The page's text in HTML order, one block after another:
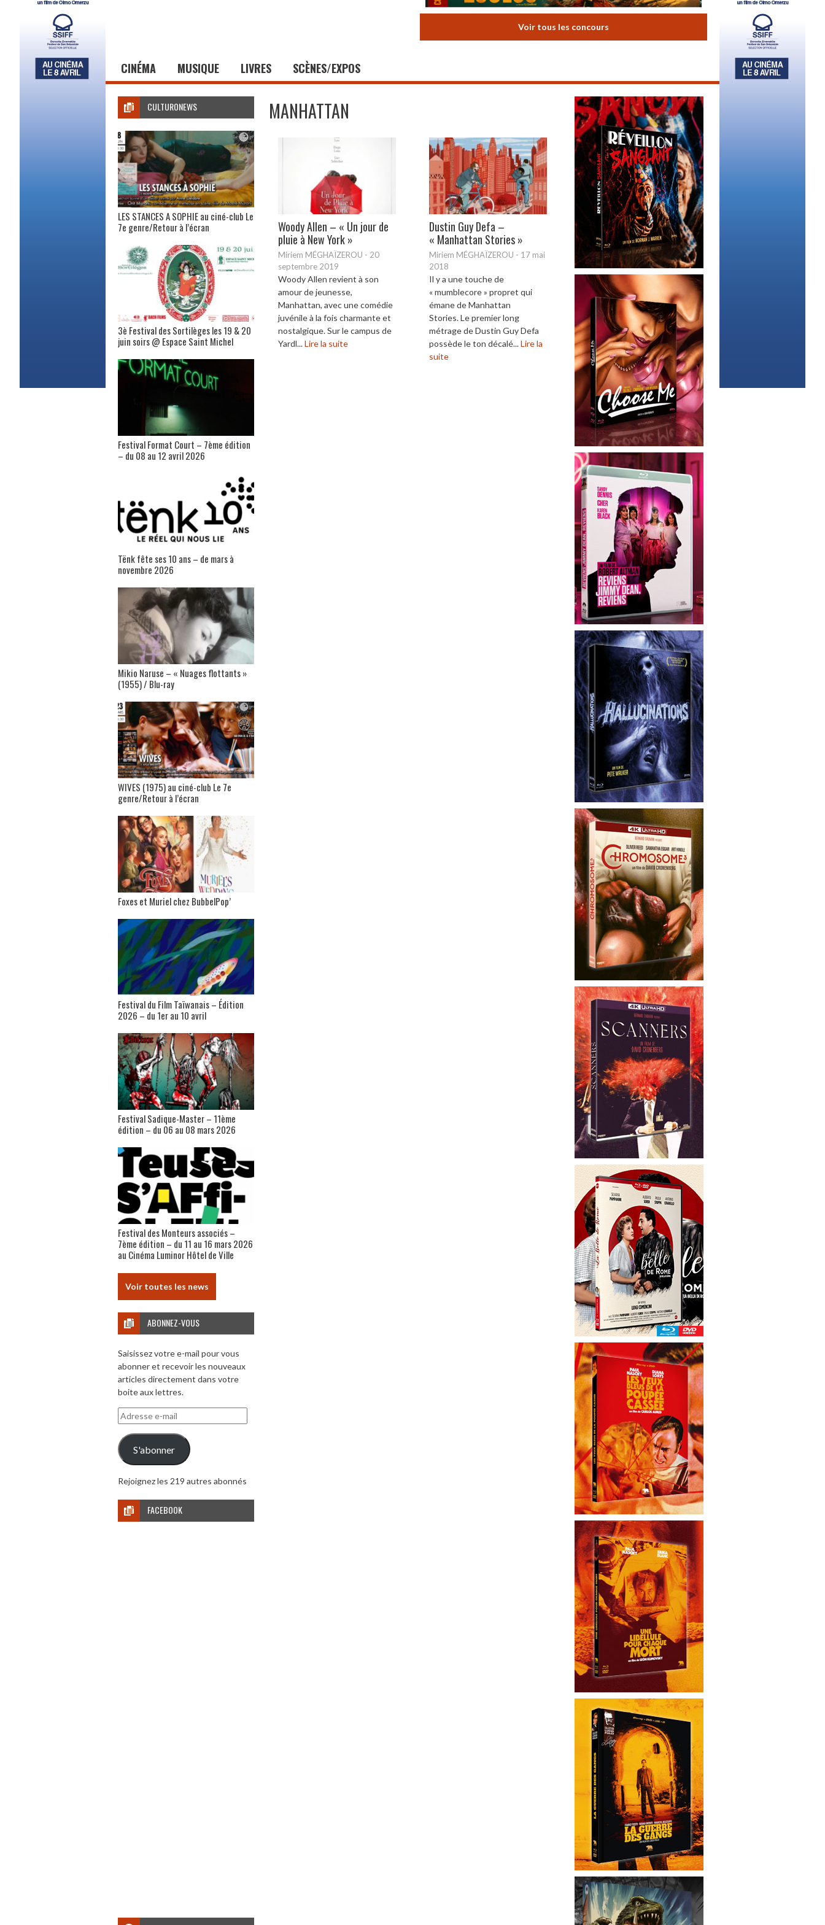
Voir tous les concours
CINÉMA MUSIQUE LIVRES SCÈNES/EXPOS
MANHATTAN
Woody Allen – « Un jour de
pluie à New York »
Miriem MÉGHAÏZEROU - 20
septembre 2019
Woody Allen revient à son
amour de jeunesse,
Manhattan, avec une comédie
juvénile à la fois charmante et
nostalgique. Sur le campus de
Yardl...Lire la suite
Dustin Guy Defa –
« Manhattan Stories »
Miriem MÉGHAÏZEROU - 17 mai
2018
Il y a une touche de
« mumblecore » propret qui
émane de Manhattan
Stories. Le premier long
métrage de Dustin Guy Defa
possède le ton décalé...Lire la
suite
CULTURONEWS
LES STANCES A SOPHIE au ciné-club Le
7e genre/Retour à l’écran
3è Festival des Sortilèges les 19 & 20
juin soirs @ Espace Saint Michel
Festival Format Court – 7ème édition
– du 08 au 12 avril 2026
Tënk fête ses 10 ans – de mars à
novembre 2026
Mikio Naruse – « Nuages flottants »
(1955) / Blu-ray
WIVES (1975) au ciné-club Le 7e
genre/Retour à l’écran
Foxes et Muriel chez BubbelPop’
Festival du Film Taïwanais – Édition
2026 – du 1er au 10 avril
Festival Sadique-Master – 11ème
édition – du 06 au 08 mars 2026
Festival des Monteurs associés –
7ème édition – du 11 au 16 mars 2026
au Cinéma Luminor Hôtel de Ville
Voir toutes les news
ABONNEZ-VOUS
Saisissez votre e-mail pour vous
abonner et recevoir les nouveaux
articles directement dans votre
boite aux lettres.
Adresse
e-
mail
S'abonner
Rejoignez les 219 autres abonnés
FACEBOOK